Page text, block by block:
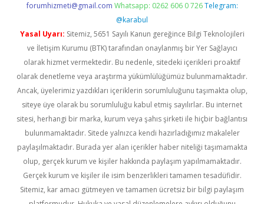
forumhizmeti@gmail.com Whatsapp: 0262 606 0 726 Telegram:
@karabul
Yasal Uyarı: Sitemiz, 5651 Sayılı Kanun gereğince Bilgi Teknolojileri
ve İletişim Kurumu (BTK) tarafından onaylanmış bir Yer Sağlayıcı
olarak hizmet vermektedir. Bu nedenle, sitedeki içerikleri proaktif
olarak denetleme veya araştırma yükümlülüğümüz bulunmamaktadır.
Ancak, üyelerimiz yazdıkları içeriklerin sorumluluğunu taşımakta olup,
siteye üye olarak bu sorumluluğu kabul etmiş sayılırlar. Bu internet
sitesi, herhangi bir marka, kurum veya şahıs şirketi ile hiçbir bağlantısı
bulunmamaktadır. Sitede yalnızca kendi hazırladığımız makaleler
paylaşılmaktadır. Burada yer alan içerikler haber niteliği taşımamakta
olup, gerçek kurum ve kişiler hakkında paylaşım yapılmamaktadır.
Gerçek kurum ve kişiler ile isim benzerlikleri tamamen tesadüfidir.
Sitemiz, kar amacı gütmeyen ve tamamen ücretsiz bir bilgi paylaşım